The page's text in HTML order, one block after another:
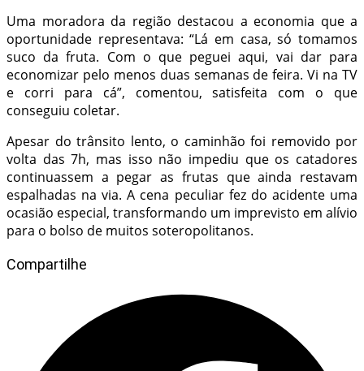
Uma moradora da região destacou a economia que a
oportunidade representava: “Lá em casa, só tomamos
suco da fruta. Com o que peguei aqui, vai dar para
economizar pelo menos duas semanas de feira. Vi na TV
e corri para cá”, comentou, satisfeita com o que
conseguiu coletar.
Apesar do trânsito lento, o caminhão foi removido por
volta das 7h, mas isso não impediu que os catadores
continuassem a pegar as frutas que ainda restavam
espalhadas na via. A cena peculiar fez do acidente uma
ocasião especial, transformando um imprevisto em alívio
para o bolso de muitos soteropolitanos.
Compartilhe